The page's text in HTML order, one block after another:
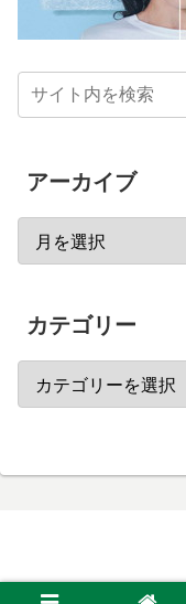
アーカイブ
カテゴリー